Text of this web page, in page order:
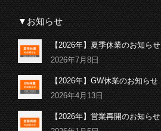
▼お知らせ
【2026年】夏季休業のお知らせ
2026年7月8日
【2026年】GW休業のお知らせ
2026年4月13日
【2026年】営業再開のお知らせ